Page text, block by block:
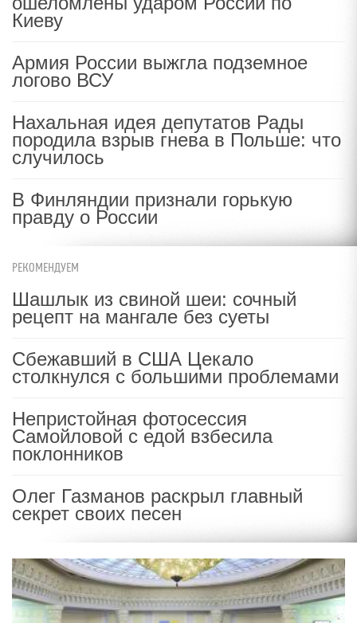
Киеву
Армия России выжгла подземное
логово ВСУ
Нахальная идея депутатов Рады
породила взрыв гнева в Польше: что
случилось
В Финляндии признали горькую
правду о России
РЕКОМЕНДУЕМ
Шашлык из свиной шеи: сочный
рецепт на мангале без суеты
Сбежавший в США Цекало
столкнулся с большими проблемами
Непристойная фотосессия
Самойловой с едой взбесила
поклонников
Олег Газманов раскрыл главный
секрет своих песен